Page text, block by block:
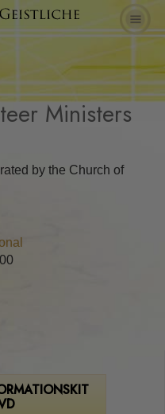
Ministers
by the Church of